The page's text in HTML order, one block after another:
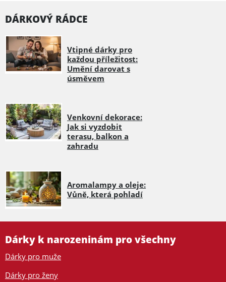
DÁRKOVÝ RÁDCE
Vtipné dárky pro
každou příležitost:
Umění darovat s
úsměvem
Venkovní dekorace:
Jak si vyzdobit
terasu, balkon a
zahradu
Aromalampy a oleje:
Vůně, která pohladí
Dárky k narozeninám pro všechny
Dárky pro muže
Dárky pro ženy